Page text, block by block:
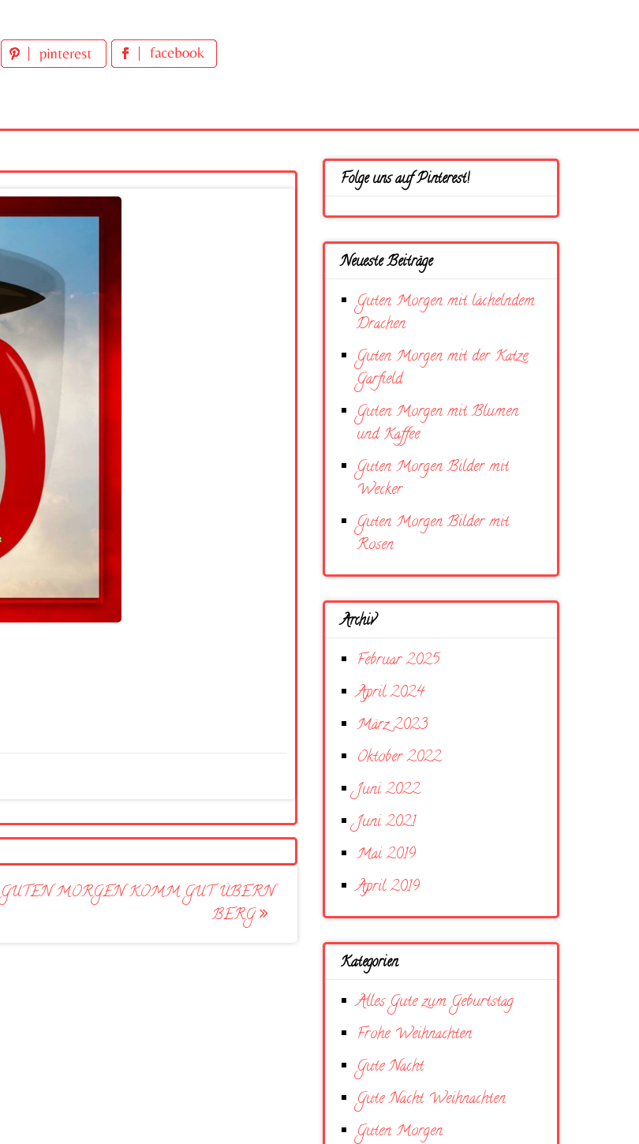
GUTEN MORGEN KOMM GUT ÜBERN
BERG
Folge uns auf Pinterest!
Neueste Beiträge
Guten Morgen mit lächelndem
Drachen
Guten Morgen mit der Katze
Garfield
Guten Morgen mit Blumen
und Kaffee
Guten Morgen Bilder mit
Wecker
Guten Morgen Bilder mit
Rosen
Archiv
Februar 2025
April 2024
März 2023
Oktober 2022
Juni 2022
Juni 2021
Mai 2019
April 2019
Kategorien
Alles Gute zum Geburtstag
Frohe Weihnachten
Gute Nacht
Gute Nacht Weihnachten
Guten Morgen